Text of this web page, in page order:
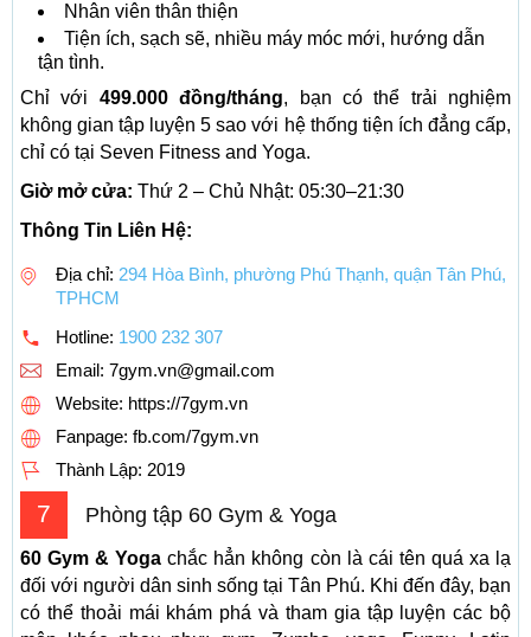
Nhân viên thân thiện
Tiện ích, sạch sẽ, nhiều máy móc mới, hướng dẫn
tận tình.
Chỉ với 499.000 đồng/tháng, bạn có thể trải nghiệm
không gian tập luyện 5 sao với hệ thống tiện ích đẳng cấp,
chỉ có tại Seven Fitness and Yoga.
Giờ mở cửa: Thứ 2 – Chủ Nhật: 05:30–21:30
Thông Tin Liên Hệ:
Địa chỉ: 294 Hòa Bình, phường Phú Thạnh, quận Tân Phú,
TPHCM
Hotline: 1900 232 307
Email: 7gym.vn@gmail.com
Website: https://7gym.vn
Fanpage: fb.com/7gym.vn
Thành Lập: 2019
7 Phòng tập 60 Gym & Yoga
60 Gym & Yoga chắc hẳn không còn là cái tên quá xa lạ
đối với người dân sinh sống tại Tân Phú. Khi đến đây, bạn
có thể thoải mái khám phá và tham gia tập luyện các bộ